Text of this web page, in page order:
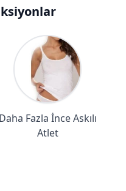
Daha Fazla İnce Askılı
Atlet